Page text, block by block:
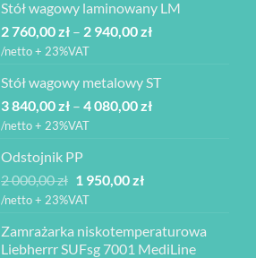
6
850,00 zł.
6
165,00 zł.
Stół wagowy laminowany LM
2 760,00zł – 2 940,00złZakres
2
760,00 zł
/netto + 23%VAT
Stół wagowy metalowy ST
3 840,00zł – 4 080,00złZakres
080,00 zł
/netto + 23%VAT
Odstojnik PP
2 000,00zł Pierwotna
cena
2
000,00 zł.
1 950,00złAktualna
1
950,00 zł.
/netto + 23%VAT
Zamrażarka niskotemperaturowa
Liebherrr SUFsg 7001 MediLine